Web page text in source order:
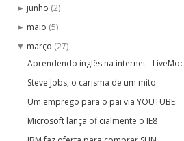
► junho (2)
► maio (5)
▼ março (27)
Aprendendo inglês na internet -
Steve Jobs, o carisma de um mito
Um emprego para o pai via YOUTUBE.
Microsoft lança oficialmente o IE8